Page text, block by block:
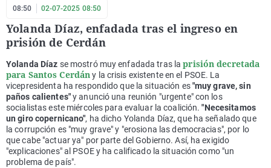
08:50 02-07-2025 08:50
Yolanda Díaz, enfadada tras el ingreso en
prisión de Cerdán
Yolanda Díaz se mostró muy enfadada tras laprisión decretada
para Santos Cerdány la crisis existente en el PSOE. La
vicepresidenta ha respondido que la situación es"muy grave, sin
paños calientes"y anunció una reunión "urgente" con los
socialistas este miércoles para evaluar la coalición."Necesitamos
un giro copernicano", ha dicho Yolanda Díaz, que ha señalado que
la corrupción es "muy grave" y "erosiona las democracias", por lo
que cabe "actuar ya" por parte del Gobierno. Así, ha exigido
"explicaciones" al PSOE y ha calificado la situación como "un
problema de país".